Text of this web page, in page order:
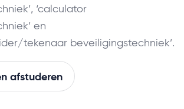
‘calculator
en
tekenaar beveiligingstechniek’.
afstuderen